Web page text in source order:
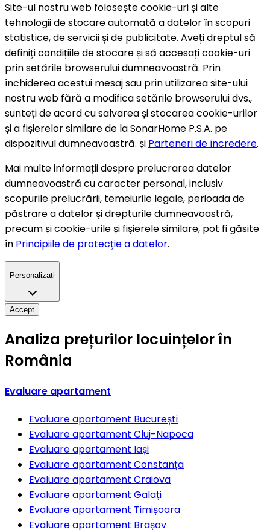
Site-ul nostru web folosește cookie-uri și alte
tehnologii de stocare automată a datelor în scopuri
statistice, de servicii și de publicitate. Aveți dreptul să
definiți condițiile de stocare și să accesați cookie-uri
prin setările browserului dumneavoastră. Prin
închiderea acestui mesaj sau prin utilizarea site-ului
nostru web fără a modifica setările browserului dvs.,
sunteți de acord cu salvarea și stocarea cookie-urilor
și a fișierelor similare de la SonarHome P.S.A. pe
dispozitivul dumneavoastră. și Parteneri de încredere.
Mai multe informații despre prelucrarea datelor
dumneavoastră cu caracter personal, inclusiv
scopurile prelucrării, temeiurile legale, perioada de
păstrare a datelor și drepturile dumneavoastră,
precum și cookie-urile și fișierele similare, pot fi găsite
în Principiile de protecție a datelor.
Personalizați
Accept
Analiza prețurilor locuințelor în
România
Evaluare apartament
Evaluare apartament București
Evaluare apartament Cluj-Napoca
Evaluare apartament Iași
Evaluare apartament Constanța
Evaluare apartament Craiova
Evaluare apartament Galați
Evaluare apartament Timișoara
Evaluare apartament Brașov